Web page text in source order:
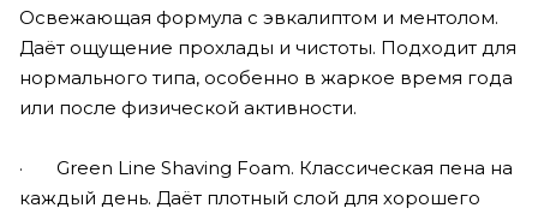
Освежающая формула с эвкалиптом и ментолом.
Даёт ощущение прохлады и чистоты. Подходит для
нормального типа, особенно в жаркое время года
или после физической активности.
· Green Line Shaving Foam. Классическая пена на
каждый день. Даёт плотный слой для хорошего